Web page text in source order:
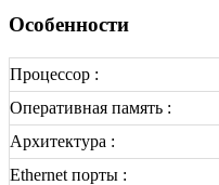
Особенности
Процессор :
Оперативная память :
Архитектура :
Ethernet порты :